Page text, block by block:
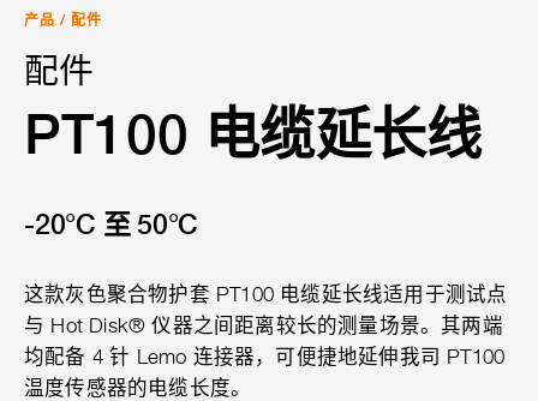
产品 / 配件
配件
PT100 电缆延长线
-20°C 至 50°C
这款灰色聚合物护套 PT100 电缆延长线适用于测试点
与 Hot Disk® 仪器之间距离较长的测量场景。其两端
均配备 4 针 Lemo 连接器，可便捷地延伸我司 PT100
温度传感器的电缆长度。